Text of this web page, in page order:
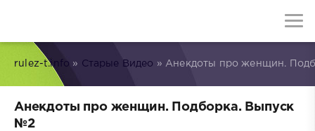
rulez-t.info » Старые Видео » Анекдоты про женщин.
Анекдоты про женщин. Подборка. Выпуск
№2